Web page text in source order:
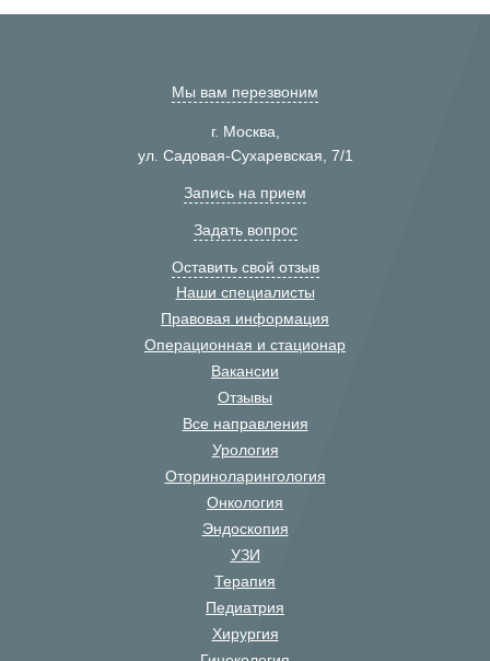
Мы вам перезвоним
г. Москва,
ул. Садовая-Сухаревская, 7/1
Запись на прием
Задать вопрос
Оставить свой отзыв
Наши специалисты
Правовая информация
Операционная и стационар
Вакансии
Отзывы
Все направления
Урология
Оториноларингология
Онкология
Эндоскопия
УЗИ
Терапия
Педиатрия
Хирургия